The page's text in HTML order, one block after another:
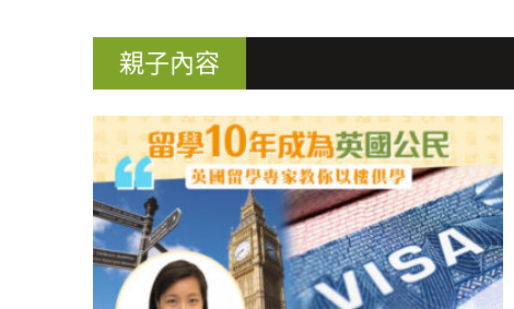
親子內容